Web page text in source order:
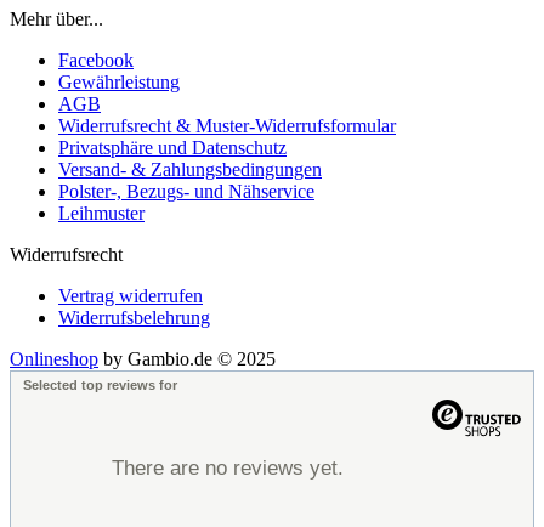
Mehr über...
Facebook
Gewährleistung
AGB
Widerrufsrecht & Muster-Widerrufsformular
Privatsphäre und Datenschutz
Versand- & Zahlungsbedingungen
Polster-, Bezugs- und Nähservice
Leihmuster
Widerrufsrecht
Vertrag widerrufen
Widerrufsbelehrung
Onlineshop by Gambio.de © 2025
Selected top reviews for
There are no reviews yet.